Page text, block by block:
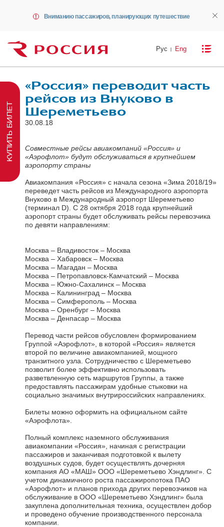
Вниманию пассажиров, планирующих путешествие
Рус Eng
«Россия» переводит часть
рейсов из Внуково в
Шереметьево
30.08.18
Совместные рейсы авиакомпаний «Россия» и
«Аэрофлот» будут обслуживаться в крупнейшем
аэропорту страны
Авиакомпания «Россия» с начала сезона «Зима 2018/19»
переведет часть рейсов из Международного аэропорта
Внуково в Международный аэропорт Шереметьево
(терминал D). С 28 октября 2018 года крупнейший
аэропорт страны будет обслуживать рейсы перевозчика
по девяти направлениям:
Москва – Владивосток – Москва
Москва – Хабаровск – Москва
Москва – Магадан – Москва
Москва – Петропавловск-Камчатский – Москва
Москва – Южно-Сахалинск – Москва
Москва – Калининград – Москва
Москва – Симферополь – Москва
Москва – Оренбург – Москва
Москва – Денпасар – Москва
Перевод части рейсов обусловлен формированием
Группой «Аэрофлот», в которой «Россия» является
второй по величине авиакомпанией, мощного
транзитного узла. Сотрудничество с Шереметьево
позволит более эффективно использовать
разветвленную сеть маршрутов Группы, а также
предоставлять пассажирам удобные стыковки на
социально значимых внутрироссийских направлениях.
Билеты можно оформить на официальном сайте
«Аэрофлота».
Полный комплекс наземного обслуживания
авиакомпании «Россия», начиная с регистрации
пассажиров и заканчивая подготовкой к вылету
воздушных судов, будет осуществлять дочерняя
компания АО «МАШ» ООО «Шереметьево Хэндлинг». С
учетом динамичного роста пассажиропотока ПАО
«Аэрофлот» и планов прихода других перевозчиков на
обслуживание в ООО «Шереметьево Хэндлинг» была
закуплена дополнительная техника, осуществлен добор
и проведено обучение производственного персонала
компании.
КУПИТЬ БИЛЕТ